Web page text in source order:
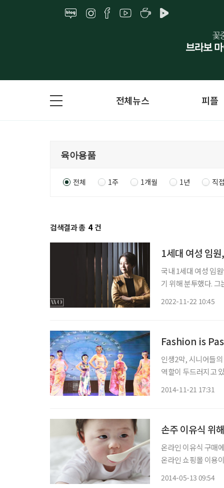
전체뉴스 피플
전체 1주 1개월 1년 직
검색결과 총 4 건
1세대 여성 임
국내 1세대 여성 임
기 위해 분투했다. 그
2022-11-22 10:45
Fashion is
인생2막, 시니어들
역할이 두드러지고 있고 그 수요
2014-11-21 17:31
손주 이유식 위
온라인 이유식 구매에 조부모들의 바
온라인 쇼핑몰 이용
2014-05-13 09:54